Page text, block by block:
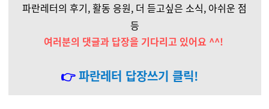
파란레터의 후기, 활동 응원, 더 듣고싶은 소식, 아쉬운 점
등
여러분의 댓글과 답장을 기다리고 있어요 ^^!
👉파란레터 답장쓰기 클릭!